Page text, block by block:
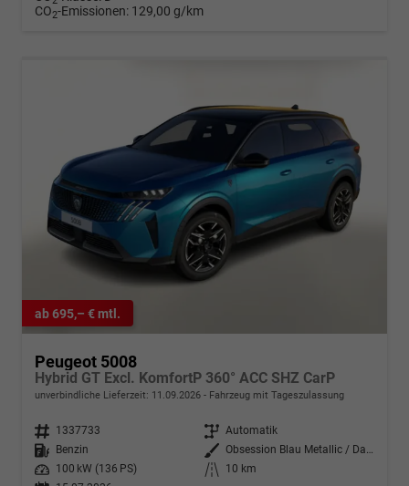
CO2-Emissionen: 129,00 g/km
ab 695,– € mtl.
Peugeot 5008
Hybrid GT Excl. KomfortP 360° ACC SHZ CarP
unverbindliche Lieferzeit: 11.09.2026 Fahrzeug mit Tageszulassung
Fahrzeugnr. 1337733 Getriebe Automatik
Kraftstoff
Benzin Außenfarbe
Obsession Blau Metallic / Dach i
Leistung
100 kW (136 PS) Kilometerstand
10 km